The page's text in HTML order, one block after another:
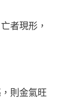
者現形，
則金氣旺